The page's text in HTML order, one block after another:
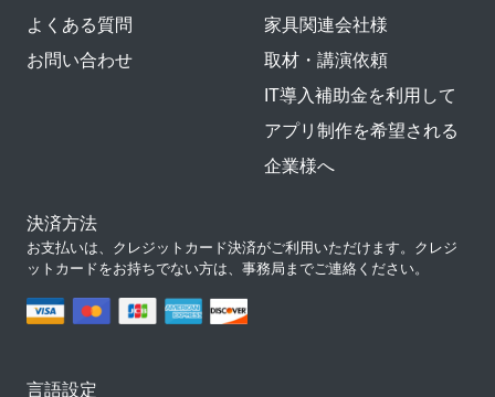
よくある質問
お問い合わせ
家具関連会社様
取材・講演依頼
IT導入補助金を利用して
アプリ制作を希望される
企業様へ
決済方法
お支払いは、クレジットカード決済がご利用いただけます。クレジ
ットカードをお持ちでない方は、事務局までご連絡ください。
言語設定